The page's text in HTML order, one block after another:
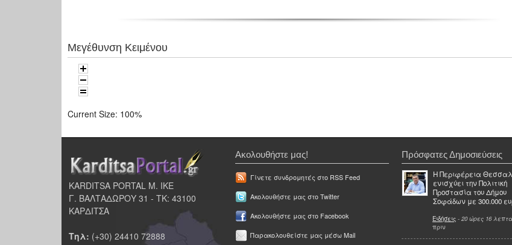
Μεγέθυνση Κειμένου
Current Size: 100%
KARDITSA PORTAL Μ. ΙΚΕ
Γ. ΒΑΛΤΑΔΩΡΟΥ 31 - ΤΚ: 43100
ΚΑΡΔΙΤΣΑ
Τηλ: (+30) 24410 72888
Ακολουθήστε μας!
Γίνετε συνδρομητές στο RSS Feed
Ακολουθήστε μας στο Twitter
Ακολουθήστε μας στο Facebook
Παρακολουθείστε μας μέσω Mail
Πρόσφατες Δημοσιεύσεις
Η Περιφέρεια
ενισχύει την Πολιτική
Προστασία του Δήμου
Σοφάδων με 300.000
Ειδήσεις - 20 ώρες 16
πριν